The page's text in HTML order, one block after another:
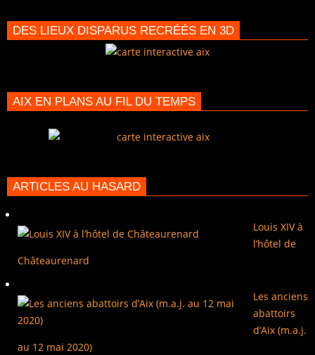
DES LIEUX DISPARUS RECRÉÉS EN 3D
AIX EN PLANS AU FIL DU TEMPS
ARTICLES AU HASARD
Louis XIV à
l’hôtel de
Châteaurenard
Les anciens
abattoirs
d’Aix (m.a.j.
au 12 mai 2020)